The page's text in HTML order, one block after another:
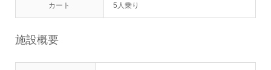
カート 5人乗り
施設概要